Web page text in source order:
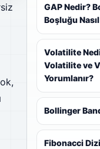
GAP Nedir?
Boşluğu
Volatilite
Volatilite ve
Yorumlanır?
Bollinger
Fibonacci